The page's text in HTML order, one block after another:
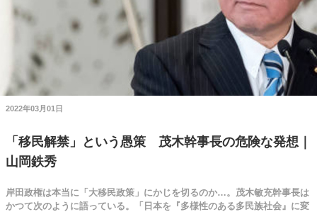
2022年03月01日
「移民解禁」という愚策 茂木幹事長の危険な発想｜
山岡鉄秀
岸田政権は本当に「大移民政策」にかじを切るのか…。茂木敏充幹事長は
かつて次のように語っている。「日本を『多様性のある多民族社会』に変